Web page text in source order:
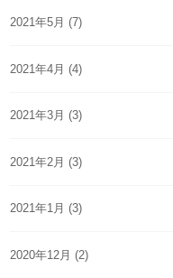
2021年5月 (7)
2021年4月 (4)
2021年3月 (3)
2021年2月 (3)
2021年1月 (3)
2020年12月 (2)